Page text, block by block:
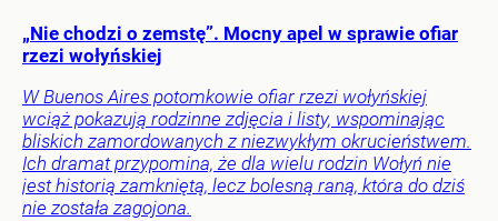
„Nie chodzi o zemstę”. Mocny apel w sprawie ofiar
rzezi wołyńskiej
W Buenos Aires potomkowie ofiar rzezi wołyńskiej
wciąż pokazują rodzinne zdjęcia i listy, wspominając
bliskich zamordowanych z niezwykłym okrucieństwem.
Ich dramat przypomina, że dla wielu rodzin Wołyń nie
jest historią zamkniętą, lecz bolesną raną, która do dziś
nie została zagojona.